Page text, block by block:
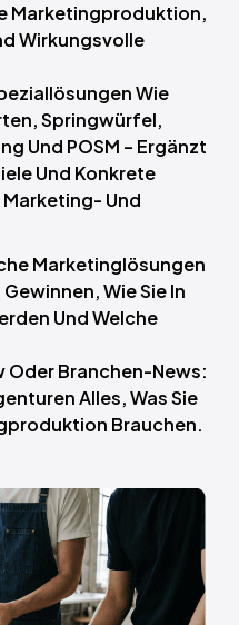
Marketingproduktion,
Wirkungsvolle
Wie
Springwürfel,
Und POSM – Ergänzt
Und Konkrete
Und
Marketinglösungen
Wie Sie In
Und Welche
Oder Branchen-News:
Alles, Was Sie
Brauchen.